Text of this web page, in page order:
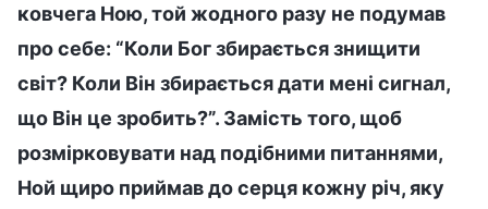
ковчега Ною, той жодного разу не подумав
про себе: “Коли Бог збирається знищити
світ? Коли Він збирається дати мені сигнал,
що Він це зробить?”. Замість того, щоб
розмірковувати над подібними питаннями,
Ной щиро приймав до серця кожну річ, яку